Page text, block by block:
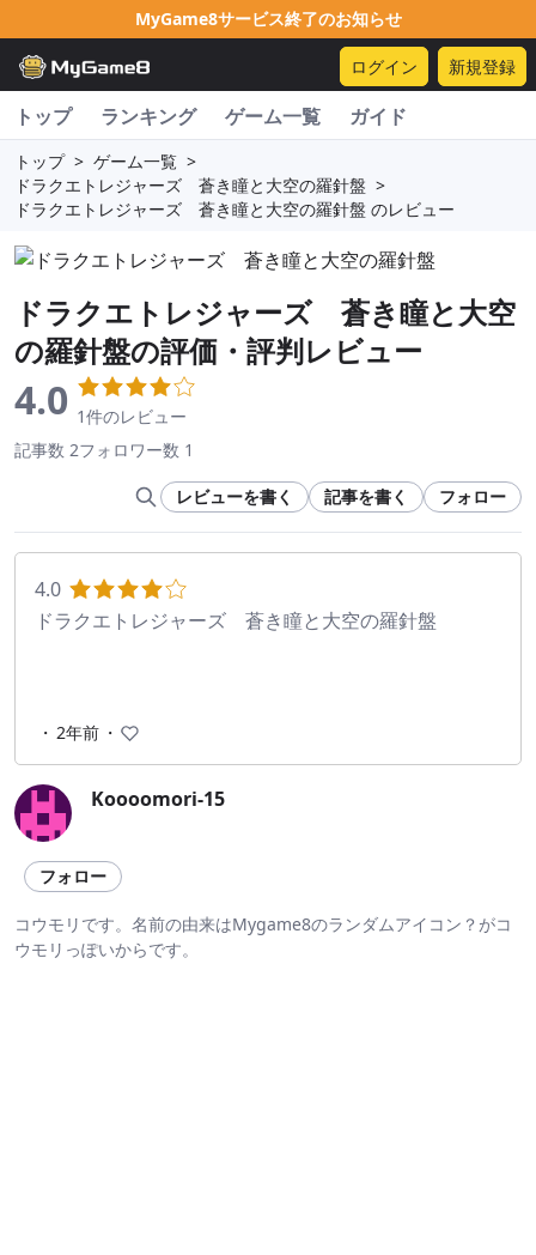
MyGame8サービス終了のお知らせ
ログイン 新規登録
トップ ランキング ゲーム一覧 ガイド
トップ > ゲーム一覧 >
ドラクエトレジャーズ 蒼き瞳と大空の羅針盤 >
ドラクエトレジャーズ 蒼き瞳と大空の羅針盤 のレビュー
ドラクエトレジャーズ 蒼き瞳と大空
の羅針盤の評価・評判レビュー
4.0 1件のレビュー
記事数 2フォロワー数 1
レビューを書く 記事を書く フォロー
4.0
ドラクエトレジャーズ 蒼き瞳と大空の羅針盤
・ 2年前 ・
Koooomori-15
フォロー
コウモリです。名前の由来はMygame8のランダムアイコン？がコ
ウモリっぽいからです。